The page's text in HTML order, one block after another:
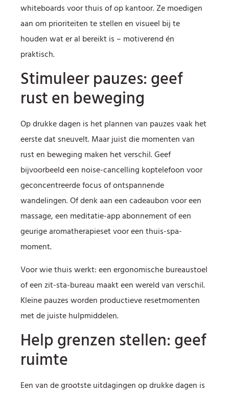
whiteboards voor thuis of op kantoor. Ze moedigen
aan om prioriteiten te stellen en visueel bij te
houden wat er al bereikt is – motiverend én
praktisch.
Stimuleer pauzes: geef
rust en beweging
Op drukke dagen is het plannen van pauzes vaak het
eerste dat sneuvelt. Maar juist die momenten van
rust en beweging maken het verschil. Geef
bijvoorbeeld een noise-cancelling koptelefoon voor
geconcentreerde focus of ontspannende
wandelingen. Of denk aan een cadeaubon voor een
massage, een meditatie-app abonnement of een
geurige aromatherapieset voor een thuis-spa-
moment.
Voor wie thuis werkt: een ergonomische bureaustoel
of een zit-sta-bureau maakt een wereld van verschil.
Kleine pauzes worden productieve resetmomenten
met de juiste hulpmiddelen.
Help grenzen stellen: geef
ruimte
Een van de grootste uitdagingen op drukke dagen is